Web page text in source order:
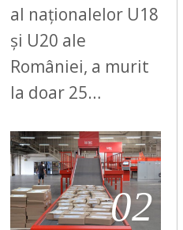
al naționalelor U18
și U20 ale
României, a murit
la doar 25…
02